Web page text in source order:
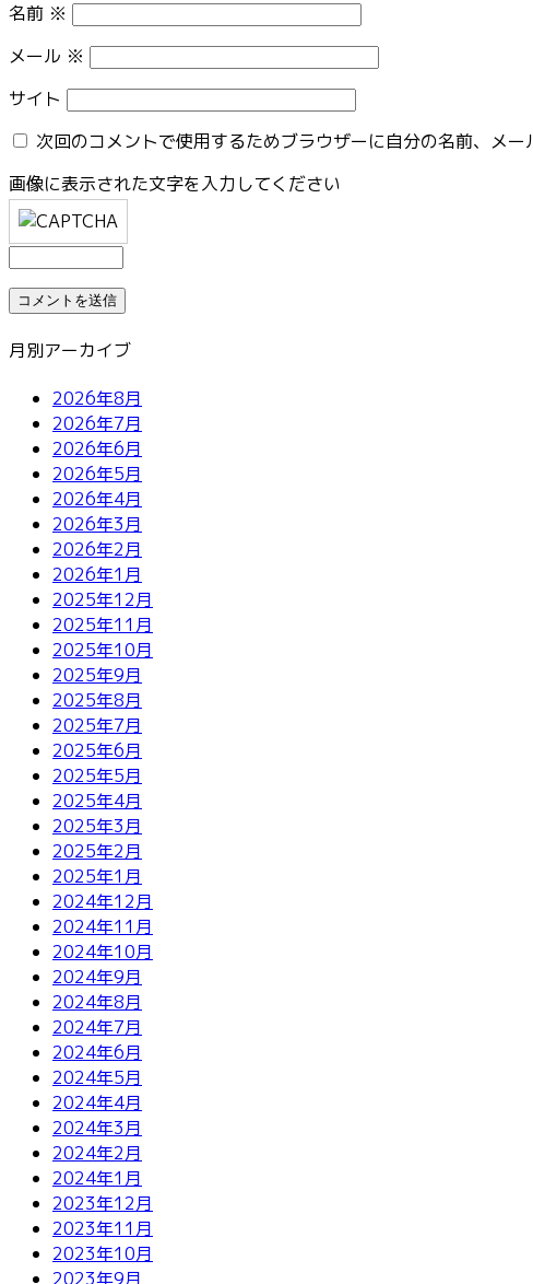
名前 ※
メール ※
サイト
次回のコメントで使用するためブラウザーに自分の名前、メー
画像に表示された文字を入力してください
月別アーカイブ
2026年8月
2026年7月
2026年6月
2026年5月
2026年4月
2026年3月
2026年2月
2026年1月
2025年12月
2025年11月
2025年10月
2025年9月
2025年8月
2025年7月
2025年6月
2025年5月
2025年4月
2025年3月
2025年2月
2025年1月
2024年12月
2024年11月
2024年10月
2024年9月
2024年8月
2024年7月
2024年6月
2024年5月
2024年4月
2024年3月
2024年2月
2024年1月
2023年12月
2023年11月
2023年10月
2023年9月